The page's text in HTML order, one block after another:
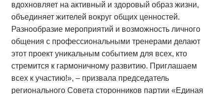
вдохновляет на активный и здоровый образ жизни,
объединяет жителей вокруг общих ценностей.
Разнообразие мероприятий и возможность личного
общения с профессиональными тренерами делают
этот проект уникальным событием для всех, кто
стремится к гармоничному развитию. Приглашаем
всех к участию!», – призвала председатель
регионального Совета сторонников партии «Единая